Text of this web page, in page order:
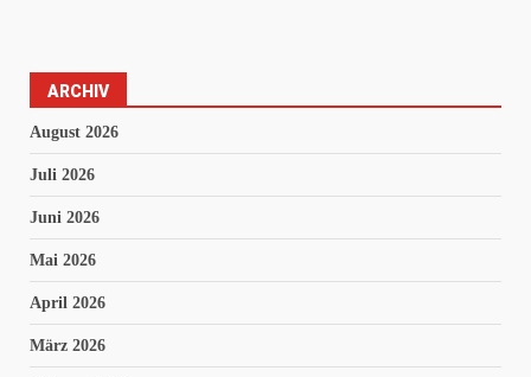
ARCHIV
August 2026
Juli 2026
Juni 2026
Mai 2026
April 2026
März 2026